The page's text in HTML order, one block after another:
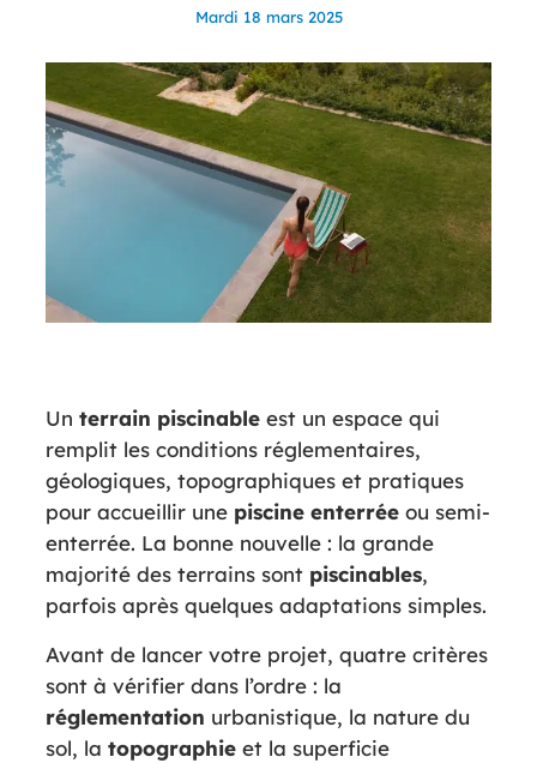
mardi 18 mars 2025
Un terrain piscinableest un espace qui
remplit les conditions réglementaires,
géologiques, topographiques et pratiques
pour accueillir une piscine enterréeou semi-
enterrée. La bonne nouvelle : la grande
majorité des terrains sont piscinables,
parfois après quelques adaptations simples.
Avant de lancer votre projet, quatre critères
sont à vérifier dans l’ordre : la
réglementation urbanistique, la nature du
sol, la topographieet la superficie